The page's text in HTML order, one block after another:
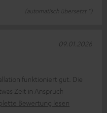
(automatisch übersetzt *)
funktioniert gut. Die
Zeit in Anspruch
Bewertung lesen
09.01.2026